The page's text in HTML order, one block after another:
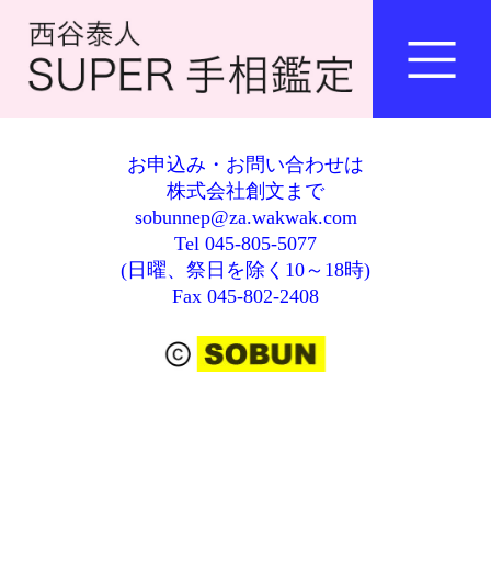
お申込み・お問い合わせは
株式会社創文まで
sobunnep@za.wakwak.com
Tel 045-805-5077
(日曜、祭日を除く10～18時)
Fax 045-802-2408